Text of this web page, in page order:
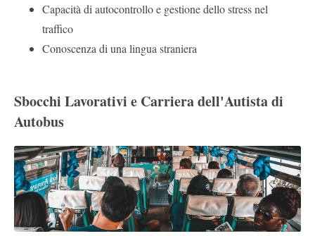
Capacità di autocontrollo e gestione dello stress nel
traffico
Conoscenza di una lingua straniera
Sbocchi Lavorativi e Carriera dell'Autista di
Autobus